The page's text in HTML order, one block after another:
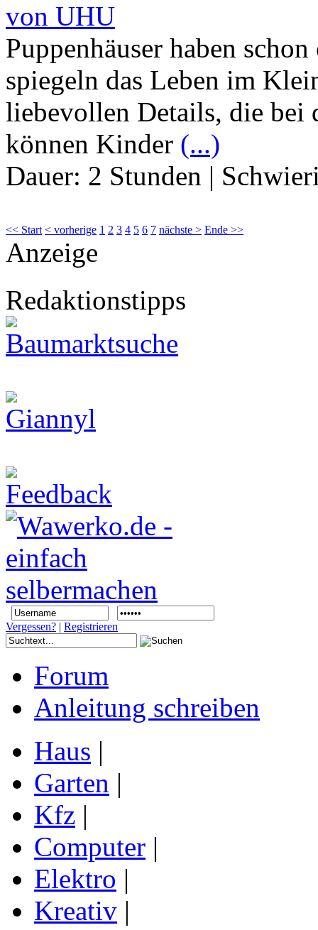
von UHU
Puppenhäuser haben
spiegeln das Leben im
liebevollen Details, die
können Kinder (...)
Dauer: 2 Stunden |
<< Start < vorherige 1 2 3 4 5 6 7 nächste > Ende >>
Anzeige
Redaktionstipps
Vergessen? | Registrieren
Forum
Anleitung schreiben
Haus |
Garten |
Kfz |
Computer |
Elektro |
Kreativ |